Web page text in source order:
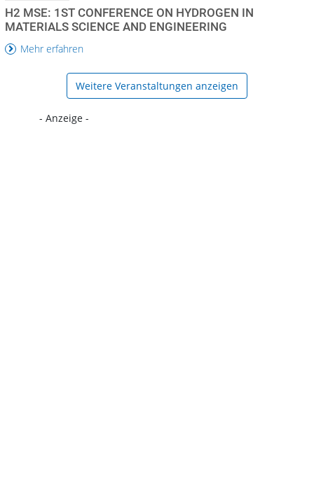
H2 MSE: 1ST CONFERENCE ON HYDROGEN IN
MATERIALS SCIENCE AND ENGINEERING
Mehr erfahren
Weitere Veranstaltungen anzeigen
- Anzeige -